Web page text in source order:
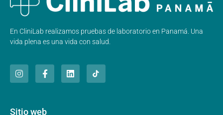
En CliniLab realizamos pruebas de laboratorio en Panamá. Una
vida plena es una vida con salud.
Sitio web